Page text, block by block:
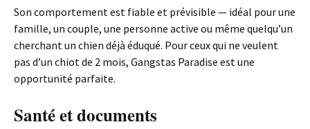
Son comportement est fiable et prévisible — idéal pour une
famille, un couple, une personne active ou même quelqu’un
cherchant un chien déjà éduqué. Pour ceux qui ne veulent
pas d’un chiot de 2 mois, Gangstas Paradise est une
opportunité parfaite.
Santé et documents